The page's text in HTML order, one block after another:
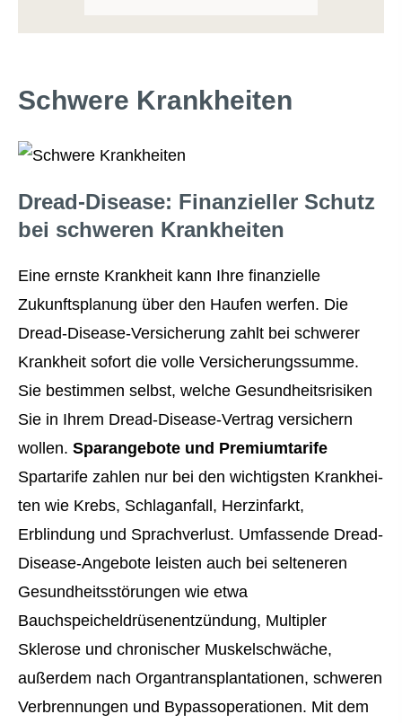
Schwe­re Krank­hei­ten
Dread-Disease: Finanzieller Schutz
bei schweren Krank­hei­ten
Eine ernste Krankheit kann Ihre finanzielle
Zukunftsplanung über den Haufen werfen. Die
Dread-Disease-Versicherung zahlt bei schwerer
Krankheit sofort die volle Versicherungssumme.
Sie bestimmen selbst, welche Gesundheitsrisiken
Sie in Ihrem Dread-Disease-Vertrag ver­sichern
wollen. Sparangebote und Premiumtarife
Spartarife zahlen nur bei den wichtigsten Krank­hei­
ten wie Krebs, Schlaganfall, Herzinfarkt,
Erblindung und Sprachverlust. Umfassende Dread-
Disease-Angebote leisten auch bei selteneren
Gesundheitsstörungen wie etwa
Bauchspeicheldrüsenentzündung, Multipler
Sklerose und chronischer Muskelschwäche,
außerdem nach Organtransplantationen, schweren
Verbrennungen und Bypassoperationen. Mit dem